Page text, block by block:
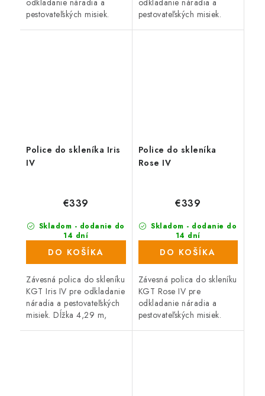
odkladanie náradia a
pestovateľských misiek.
odkladanie náradia a
pestovateľských misiek.
Police do skleníka Iris
IV
Skladom - dodanie do
14 dní
€339
DO KOŠÍKA
Závesná polica do skleníku
KGT Iris IV pre odkladanie
náradia a pestovateľských
misiek. Dĺžka 4,29 m,
Police do skleníka
Rose IV
Skladom - dodanie do
14 dní
€339
DO KOŠÍKA
Závesná polica do skleníku
KGT Rose IV pre
odkladanie náradia a
pestovateľských misiek.